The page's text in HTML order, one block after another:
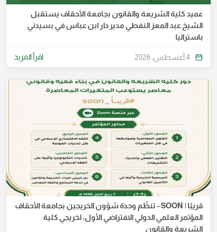
عميد كلية الشريعة والقانون بجامعة الأحقاف يستقبل
الشيخ عبد المعز النفطي مدير دار ابن عباس في بسيدني
باستراليا
4 أغسطس، 2026 اقرأ المزيد
قريبًا | SOON - تنظّم وحدة شؤون الخريجين بجامعة الأحقاف
المؤتمر العلمي الدولي الافتراضي الأول، لخريجي كلية
الشريعة والقانون